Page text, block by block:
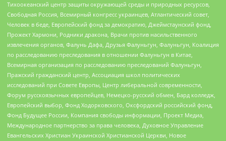
Тихоокеанский центр защиты окружающей среды и природных ресурсов,
Свободная Россия, Всемирный конгресс украинцев, Атлантический совет,
Человек в беде, Европейский фонд за демократию, Джеймстаунский фонд,
Прожект Хармони, Родники дракона, Врачи против насильственного
извлечения органов, Фалунь Дафа, Друзья Фалуньгун, Фалуньгун, Коалиция
по расследованию преследования в отношении Фалуньгун в Китае,
Всемирная организация по расследованию преследований Фалуньгун,
Пражский гражданский центр, Ассоциация школ политических
исследований при Совете Европы, Центр либеральной современности,
Форум русскоязычных европейцев, Немецко-русский обмен, Бард колледж,
Европейский выбор, Фонд Ходорковского, Оксфордский российский фонд,
Фонд Будущее России, Компания свободы информации, Проект Медиа,
Международное партнерство за права человека, Духовное Управление
Евангельских Христиан Украинской Христианской Церкви, Новое